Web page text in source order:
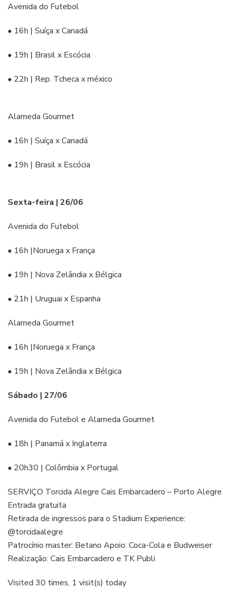
Avenida do Futebol
• 16h | Suíça x Canadá
• 19h | Brasil x Escócia
• 22h | Rep. Tcheca x méxico
Alameda Gourmet
• 16h | Suíça x Canadá
• 19h | Brasil x Escócia
Sexta-feira | 26/06
Avenida do Futebol
• 16h |Noruega x França
• 19h | Nova Zelândia x Bélgica
• 21h | Uruguai x Espanha
Alameda Gourmet
• 16h |Noruega x França
• 19h | Nova Zelândia x Bélgica
Sábado | 27/06
Avenida do Futebol e Alameda Gourmet
• 18h | Panamá x Inglaterra
• 20h30 | Colômbia x Portugal
SERVIÇO Torcida Alegre Cais Embarcadero – Porto Alegre
Entrada gratuita
Retirada de ingressos para o Stadium Experience:
@torcidaalegre
Patrocínio master: Betano Apoio: Coca-Cola e Budweiser
Realização: Cais Embarcadero e TK Publi
Visited 30 times, 1 visit(s) today